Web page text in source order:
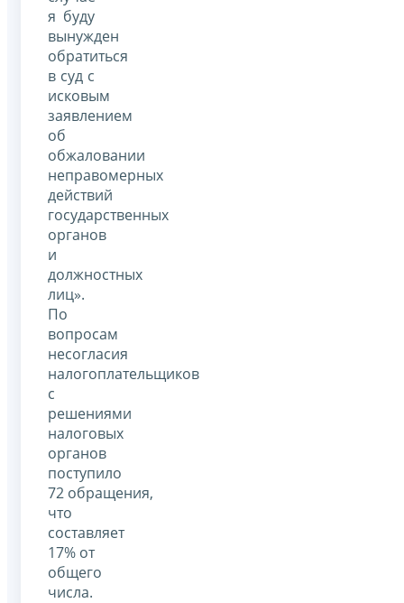
я буду
вынужден
обратиться
в суд с
исковым
заявлением
об
обжаловании
неправомерных
действий
государственных
органов
и
должностных
лиц».
По
вопросам
несогласия
налогоплательщиков
с
решениями
налоговых
органов
поступило
72 обращения,
что
составляет
17% от
общего
числа.